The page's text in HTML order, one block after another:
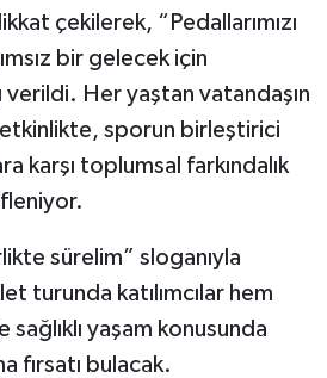
çekilerek, “Pedallarımızı
bir gelecek için
verildi. Her yaştan vatandaşın
etkinlikte, sporun birleştirici
karşı toplumsal farkındalık
sürelim” sloganıyla
turunda katılımcılar hem
yaşam konusunda
fırsatı bulacak.